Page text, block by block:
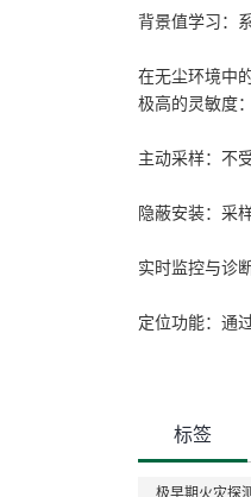
背景值学习：
在无尘环境中
极高的灵敏度
主动采样：不
隐蔽安装：采
实时监控与诊
定位功能：通
标签